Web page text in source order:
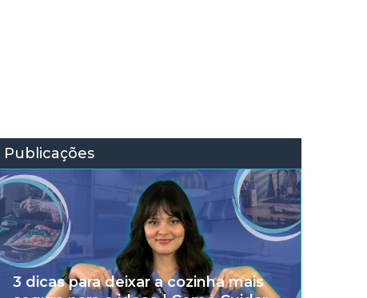
Publicações
3 dicas para deixar a cozinha mais